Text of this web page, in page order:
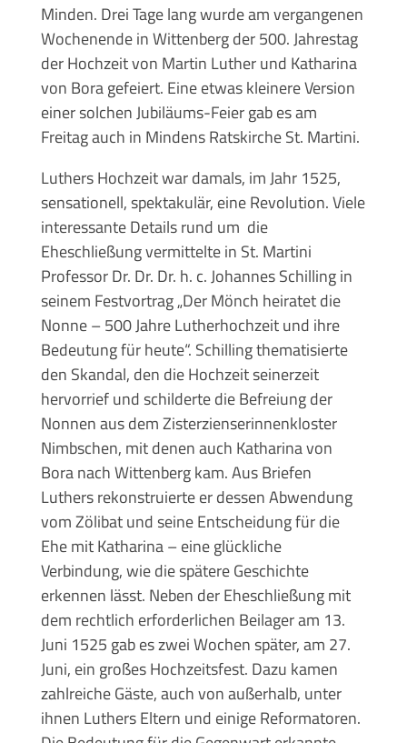
Minden. Drei Tage lang wurde am vergangenen
Wochenende in Wittenberg der 500. Jahrestag
der Hochzeit von Martin Luther und Katharina
von Bora gefeiert. Eine etwas kleinere Version
einer solchen Jubiläums-Feier gab es am
Freitag auch in Mindens Ratskirche St. Martini.
Luthers Hochzeit war damals, im Jahr 1525,
sensationell, spektakulär, eine Revolution. Viele
interessante Details rund um die
Eheschließung vermittelte in St. Martini
Professor Dr. Dr. Dr. h. c. Johannes Schilling in
seinem Festvortrag „Der Mönch heiratet die
Nonne – 500 Jahre Lutherhochzeit und ihre
Bedeutung für heute“. Schilling thematisierte
den Skandal, den die Hochzeit seinerzeit
hervorrief und schilderte die Befreiung der
Nonnen aus dem Zisterzienserinnenkloster
Nimbschen, mit denen auch Katharina von
Bora nach Wittenberg kam. Aus Briefen
Luthers rekonstruierte er dessen Abwendung
vom Zölibat und seine Entscheidung für die
Ehe mit Katharina – eine glückliche
Verbindung, wie die spätere Geschichte
erkennen lässt. Neben der Eheschließung mit
dem rechtlich erforderlichen Beilager am 13.
Juni 1525 gab es zwei Wochen später, am 27.
Juni, ein großes Hochzeitsfest. Dazu kamen
zahlreiche Gäste, auch von außerhalb, unter
ihnen Luthers Eltern und einige Reformatoren.